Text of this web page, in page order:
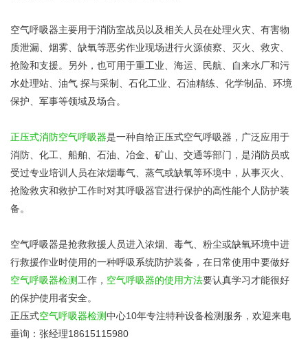
空气呼吸器主要用于消防室战员以及相关人员在处理火灾、有害物
质泄漏、烟雾、缺氧等恶劣作业现场进行火源侦察、灭火、救灾、
抢险和支援。另外，也可用于重工业、海运、民航、自来水厂和污
水处理站、油气 探与采制、石化工业、石油精练、化学制品、环境
保护、军事等领域及场合。
正压式消防空气呼吸器是一种自给正压式空气呼吸器，广泛应用于
消防、化工、船舶、石油、冶金、矿山、交通等部门，是消防员或
受过专业培训人员在浓烟毒气、蒸气或缺氧等环境中，从事灭火、
抢险救灾和救护工作时对其呼吸器官进行保护的高性能个人防护装
备。
空气呼吸器是抢救救援人员进入浓烟、毒气、粉尘或缺氧环境中进
行救援作业时使用的一种呼吸系统防护装备，在日常使用中要做好
空气呼吸器检测 工作， 空气呼吸器的使用方法要认真学习才能很好
的保护使用者安全。
正压式空气呼吸器检测中心10年专注特种设备检测服务，欢迎来电
垂询：张经理18615115980